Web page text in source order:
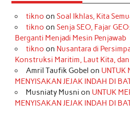
tikno on Soal Ikhlas, Kita
tikno on Senja SEO, Fajar
Berganti Menjadi Mesin Penjawab
tikno on Nusantara di
Konstruksi Maritim, Laut Kita,
Amril Taufik Gobel on UNTUK
MENYISAKAN JEJAK INDAH DI
Musniaty Musni on UNTUK
MENYISAKAN JEJAK INDAH DI